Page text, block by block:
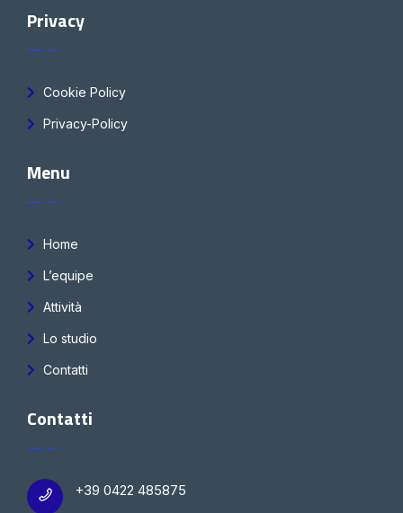
Privacy
Cookie Policy
Privacy-Policy
Menu
Home
L’equipe
Attività
Lo studio
Contatti
Contatti
+39 0422 485875